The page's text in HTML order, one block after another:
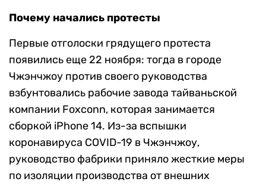
Почему начались протесты
Первые отголоски грядущего протеста
появились еще 22 ноября: тогда в городе
Чжэнчжоу против своего руководства
взбунтовались рабочие завода тайваньской
компании Foxconn, которая занимается
сборкой iPhone 14. Из-за вспышки
коронавируса COVID-19 в Чжэнчжоу,
руководство фабрики приняло жесткие меры
по изоляции производства от внешних